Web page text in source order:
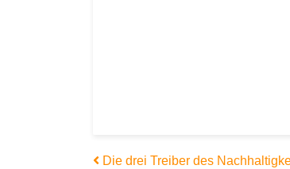
Beitrags-Navigation
Die drei Treiber des